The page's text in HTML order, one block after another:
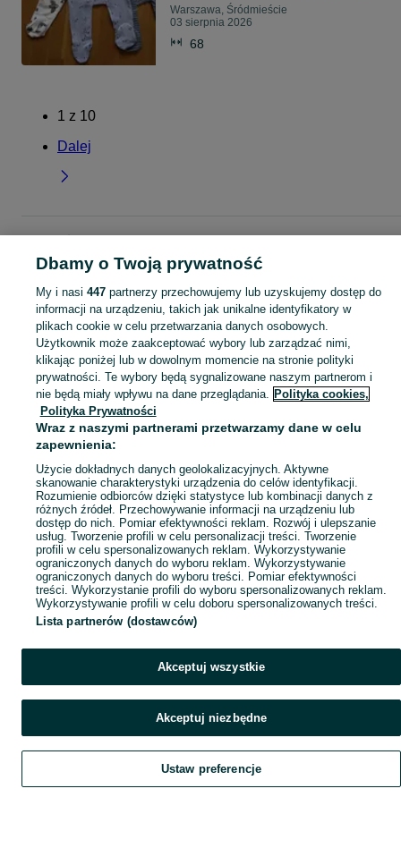
Warszawa, Śródmieście
03 sierpnia 2026
68
1 z 10
Dalej
Mazowieckie
Pajacyki - Warszawa Pajacyki - Śródmieście
KATEGORIA
ubranko do chrztu dla chłopca,ubranko do chrztu dla dziewczynki,ubranko
Zobacz
Mapa kategorii
Mapa miejscowości
Szukaj Obserwujesz Dodaj Czat Konto
Dbamy o Twoją prywatność
My i nasi 447partnerzy przechowujemy lub uzyskujemy dostęp do
informacji na urządzeniu, takich jak unikalne identyfikatory w
plikach cookie w celu przetwarzania danych osobowych.
Użytkownik może zaakceptować wybory lub zarządzać nimi,
klikając poniżej lub w dowolnym momencie na stronie polityki
prywatności. Te wybory będą sygnalizowane naszym partnerom i
nie będą miały wpływu na dane przeglądania. Polityka cookies,
Polityka Prywatności
Wraz z naszymi partnerami przetwarzamy dane w celu
zapewnienia:
Użycie dokładnych danych geolokalizacyjnych. Aktywne
skanowanie charakterystyki urządzenia do celów identyfikacji.
Rozumienie odbiorców dzięki statystyce lub kombinacji danych z
różnych źródeł. Przechowywanie informacji na urządzeniu lub
dostęp do nich. Pomiar efektywności reklam. Rozwój i ulepszanie
usług. Tworzenie profili w celu personalizacji treści. Tworzenie
profili w celu spersonalizowanych reklam. Wykorzystywanie
ograniczonych danych do wyboru reklam. Wykorzystywanie
ograniczonych danych do wyboru treści. Pomiar efektywności
treści. Wykorzystanie profili do wyboru spersonalizowanych reklam.
Wykorzystywanie profili w celu doboru spersonalizowanych treści.
Lista partnerów (dostawców)
Akceptuj wszystkie
Akceptuj niezbędne
Ustaw preferencje